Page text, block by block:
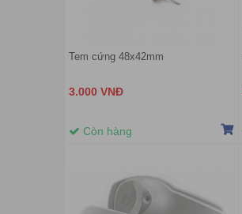
Tem cứng 48x42mm
3.000 VNĐ
Còn hàng